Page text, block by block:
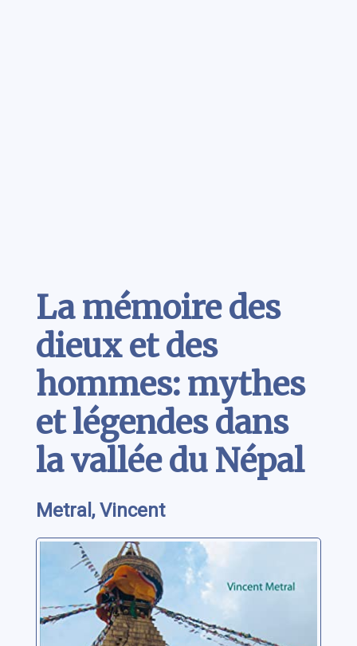
La mémoire des
dieux et des
hommes: mythes
et légendes dans
la vallée du Népal
Metral, Vincent